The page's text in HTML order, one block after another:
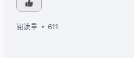
阅读量 611